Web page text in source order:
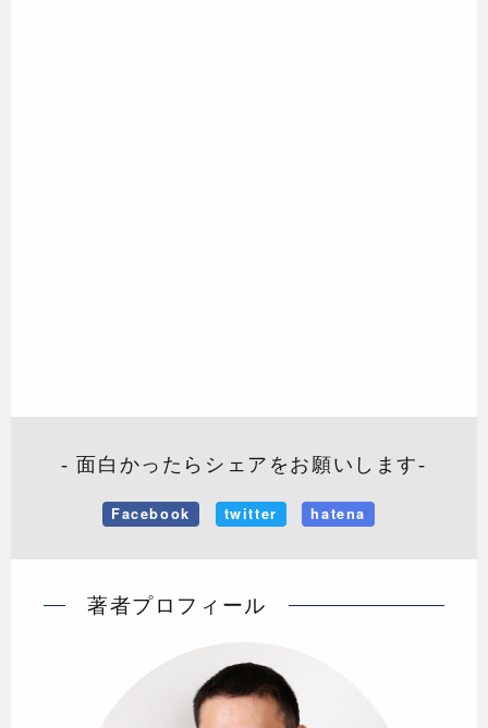
- 面白かったらシェアをお願いします-
Facebook twitter hatena
著者プロフィール